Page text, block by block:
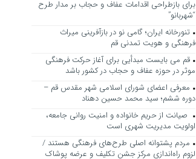
برای بازطراحی اقدامات عفاف و حجاب بر مدار طرح
“شهربانو”
تنورخانه ایران؛ گامی نو در بازآفرینی میراث
فرهنگی و هویت تمدنی قم
قم می بایست مبدأیی برای آغاز حرکت فرهنگی
موثر در حوزه عفاف و حجاب در کشور باشد
معرفی اعضای شورای اسلامی شهر مقدس قم –
دوره ششم؛ سید محمد حسین دهناد
صیانت از حریم خانواده و امنیت روانی جامعه،
اولویت مدیریت شهری است
مردم پشتوانه اصلی طرح‌های فرهنگی هستند /
لزوم راه‌اندازی مرکز جشن تکلیف و عرضه پوشاک